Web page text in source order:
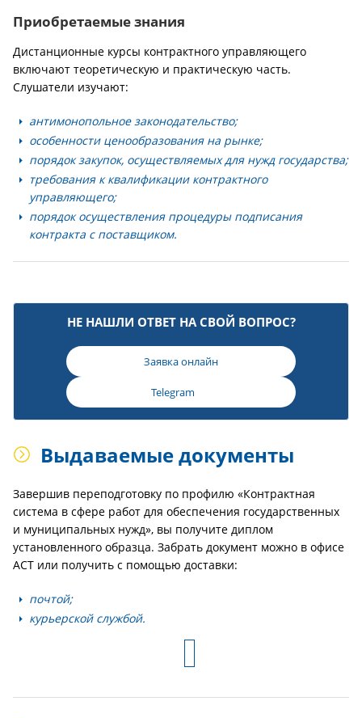
Приобретаемые знания
Дистанционные курсы контрактного управляющего
включают теоретическую и практическую часть.
Слушатели изучают:
антимонопольное законодательство;
особенности ценообразования на рынке;
порядок закупок, осуществляемых для нужд государства;
требования к квалификации контрактного
управляющего;
порядок осуществления процедуры подписания
контракта с поставщиком.
НЕ НАШЛИ ОТВЕТ НА СВОЙ ВОПРОС?
Заявка онлайн
Telegram
Выдаваемые документы
Завершив переподготовку по профилю «Контрактная
система в сфере работ для обеспечения государственных
и муниципальных нужд», вы получите диплом
установленного образца. Забрать документ можно в офисе
АСТ или получить с помощью доставки:
почтой;
курьерской службой.